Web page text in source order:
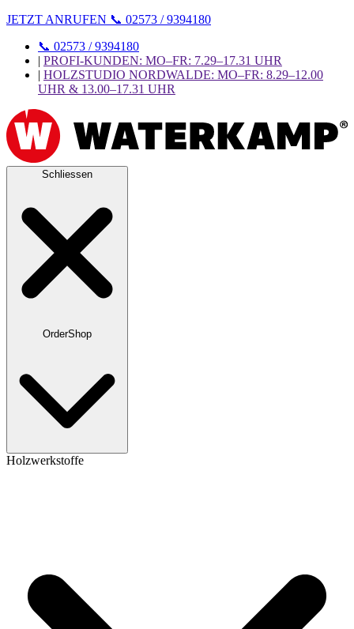
JETZT ANRUFEN 📞 02573 / 9394180
📞 02573 / 9394180
| PROFI-KUNDEN: MO–FR: 7.29–17.31 UHR
| HOLZSTUDIO NORDWALDE: MO–FR: 8.29–12.00
UHR & 13.00–17.31 UHR
Schliessen
OrderShop
Holzwerkstoffe